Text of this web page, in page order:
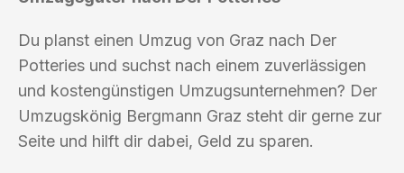
Du planst einen Umzug von Graz nach Der
Potteries und suchst nach einem zuverlässigen
und kostengünstigen Umzugsunternehmen? Der
Umzugskönig Bergmann Graz steht dir gerne zur
Seite und hilft dir dabei, Geld zu sparen.